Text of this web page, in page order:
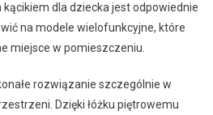
dla dziecka jest odpowiednie
na modele wielofunkcyjne, które
miejsce w pomieszczeniu.
rozwiązanie szczególnie w
Dzięki łóżku piętrowemu